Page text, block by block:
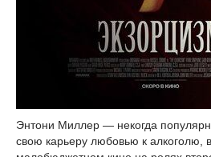
Энтони Миллер — некогда
свою карьеру любовью к алкоголю,